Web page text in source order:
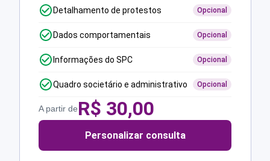
Detalhamento de protestos Opcional
Dados comportamentais Opcional
Informações do SPC Opcional
Quadro societário e administrativo Opcional
A partir deR$ 30,00
Personalizar consulta